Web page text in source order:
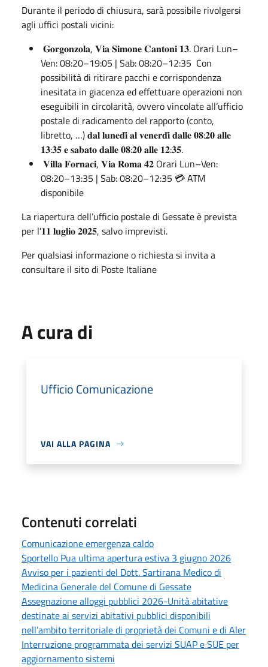
Durante il periodo di chiusura, sarà possibile rivolgersi
agli uffici postali vicini:
𝐆𝐨𝐫𝐠𝐨𝐧𝐳𝐨𝐥𝐚, 𝐕𝐢𝐚 𝐒𝐢𝐦𝐨𝐧𝐞 𝐂𝐚𝐧𝐭𝐨𝐧𝐢 𝟏𝟑. Orari Lun–
Ven: 08:20–19:05 | Sab: 08:20–12:35 Con
possibilità di ritirare pacchi e corrispondenza
inesitata in giacenza ed effettuare operazioni non
eseguibili in circolarità, ovvero vincolate all’ufficio
postale di radicamento del rapporto (conto,
libretto, …) 𝐝𝐚𝐥 𝐥𝐮𝐧𝐞𝐝𝐢̀ 𝐚𝐥 𝐯𝐞𝐧𝐞𝐫𝐝𝐢̀ 𝐝𝐚𝐥𝐥𝐞 𝟎𝟖:𝟐𝟎 𝐚𝐥𝐥𝐞
𝟏𝟑:𝟑𝟓 𝐞 𝐬𝐚𝐛𝐚𝐭𝐨 𝐝𝐚𝐥𝐥𝐞 𝟎𝟖:𝟐𝟎 𝐚𝐥𝐥𝐞 𝟏𝟐:𝟑𝟓.
𝐕𝐢𝐥𝐥𝐚 𝐅𝐨𝐫𝐧𝐚𝐜𝐢, 𝐕𝐢𝐚 𝐑𝐨𝐦𝐚 𝟒𝟐 Orari Lun–Ven:
08:20–13:35 | Sab: 08:20–12:35 💳 ATM
disponibile
La riapertura dell’ufficio postale di Gessate è prevista
per l’𝟏𝟏 𝐥𝐮𝐠𝐥𝐢𝐨 𝟐𝟎𝟐𝟓, salvo imprevisti.
Per qualsiasi informazione o richiesta si invita a
consultare il sito di Poste Italiane
A cura di
Ufficio Comunicazione
VAI ALLA PAGINA
Contenuti correlati
Comunicazione emergenza caldo
Sportello Pua ultima apertura estiva 3 giugno 2026
Avviso per i pazienti del Dott. Sartirana Medico di
Medicina Generale del Comune di Gessate
Assegnazione alloggi pubblici 2026-Unità abitative
destinate ai servizi abitativi pubblici disponibili
nell’ambito territoriale di proprietà dei Comuni e di Aler
Interruzione programmata dei servizi SUAP e SUE per
aggiornamento sistemi